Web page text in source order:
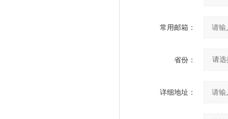
常用邮箱：
省份：
详细地址：